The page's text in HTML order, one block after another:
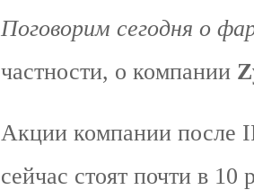
Поговорим сегодня о
частности, о компании
Акции компании после
сейчас стоят почти в 10